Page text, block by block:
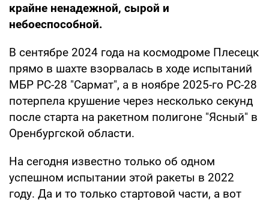
крайне ненадежной, сырой и
небоеспособной.
В сентябре 2024 года на космодроме Плесецк
прямо в шахте взорвалась в ходе испытаний
МБР РС-28 "Сармат", а в ноябре 2025-го РС-28
потерпела крушение через несколько секунд
после старта на ракетном полигоне "Ясный" в
Оренбургской области.
На сегодня известно только об одном
успешном испытании этой ракеты в 2022
году. Да и то только стартовой части, а вот